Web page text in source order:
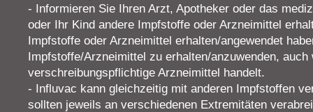
- Informieren Sie Ihren Arzt, Apotheker oder das
oder Ihr Kind andere Impfstoffe oder Arzneimittel
Impfstoffe oder Arzneimittel erhalten/angewendet
Impfstoffe/Arzneimittel zu erhalten/anzuwenden,
verschreibungspflichtige Arzneimittel handelt.
- Influvac kann gleichzeitig mit anderen Impfstoffen
sollten jeweils an verschiedenen Extremitäten